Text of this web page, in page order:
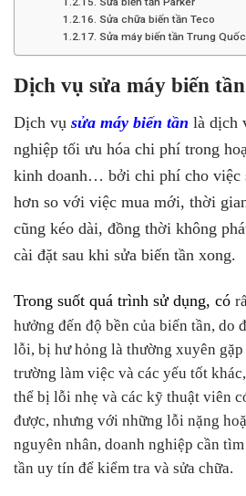
Sửa chữa biến tần Teco
Sửa máy biến tần Trung Quốc
Dịch vụ sửa máy biến
Dịch vụ sửa máy biến tần là dịch
nghiệp tối ưu hóa chi phí trong
kinh doanh… bởi chi phí cho việc
hơn so với việc mua mới, thời
cũng kéo dài, đồng thời không
cài đặt sau khi sửa biến tần xong.
Trong suốt quá trình sử dụng, có
hưởng đến độ bền của biến tần, do
lỗi, bị hư hỏng là thường xuyên
trường làm việc và các yếu tốt
thể bị lỗi nhẹ và các kỹ thuật viên
được, nhưng với những lỗi nặng
nguyên nhân, doanh nghiệp cần
tần uy tín để kiểm tra và sửa chữa.